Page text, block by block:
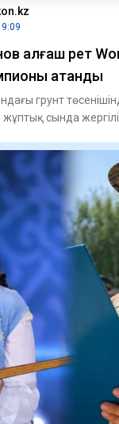
алғаш рет
атанды
грунт
сында